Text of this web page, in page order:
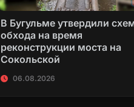
В Бугульме утвердили
обхода на время
реконструкции моста на
Сокольской
06.08.2026